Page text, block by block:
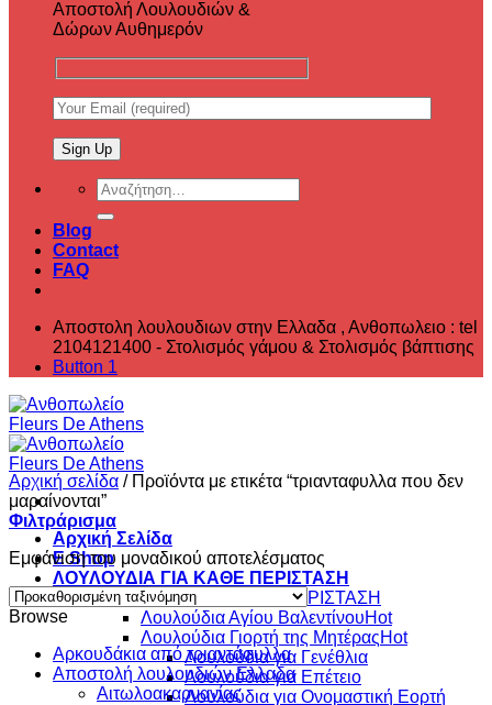
Αποστολή Λουλουδιών &
Δώρων Αυθημερόν
Αναζήτηση
για:
Blog
Contact
FAQ
Αποστολη λουλουδιων στην Ελλαδα , ‎Ανθοπωλειο : tel
2104121400 - Στολισμός γάμου & Στολισμός βάπτισης
Button 1
Αρχική Σελίδα
E Shop
ΛΟΥΛΟΥΔΙΑ ΓΙΑ ΚΑΘΕ ΠΕΡΙΣΤΑΣΗ
ΛΟΥΛΟΥΔΙΑ ΓΙΑ ΚΑΘΕ ΠΕΡΙΣΤΑΣΗ
Λουλούδια Αγίου Βαλεντίνου
Λουλούδια Γιορτή της Μητέρας
Λουλούδια για Γενέθλια
Λουλούδια για Επέτειο
Λουλούδια για Ονομαστική Εορτή
Αρχική σελίδα /Προϊόντα με ετικέτα “τριανταφυλλα που δεν
μαραίνονται”
Φιλτράρισμα
Εμφάνιση του μοναδικού αποτελέσματος
Browse
Aρκουδάκια από τριαντάφυλλα
Αποστολή λουλουδιών Ελλαδα
Αιτωλοακαρνανίας